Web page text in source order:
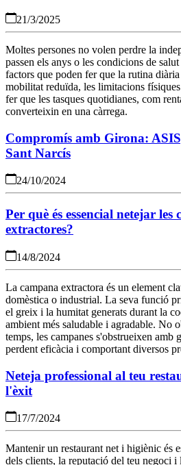
21/3/2025
Moltes persones no volen perdre la
passen els anys o les condicions de
factors que poden fer que la rutina
mobilitat reduïda, les limitacions
fer que les tasques quotidianes, com
converteixin en una càrrega.
Compromís amb Girona:
Sant Narcís
24/10/2024
Per què és essencial netejar les
extractores?
14/8/2024
La campana extractora és un element
domèstica o industrial. La seva funció
el greix i la humitat generats durant la
ambient més saludable i agradable. No
temps, les campanes s'obstrueixen amb
perdent eficàcia i comportant diversos
Neteja professional al teu
l'èxit
17/7/2024
Mantenir un restaurant net i higiènic és
dels clients, la reputació del teu negoci